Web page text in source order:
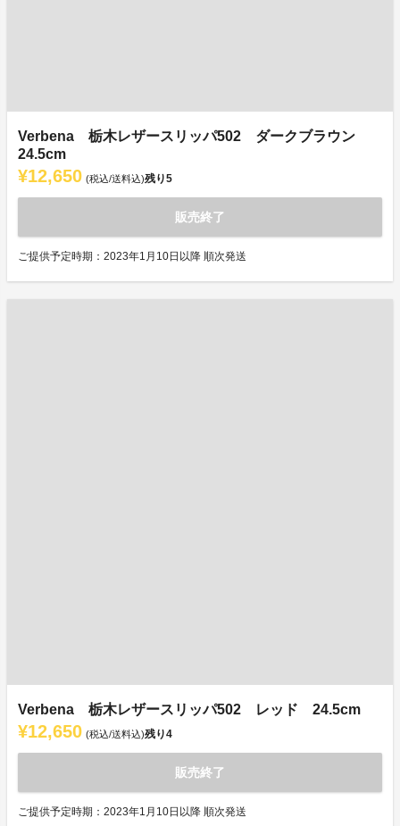
Verbena 栃木レザースリッパ502 ダークブラウン
24.5cm
¥12,650 (税込/送料込)残り5
販売終了
ご提供予定時期：2023年1月10日以降 順次発送
Verbena 栃木レザースリッパ502 レッド 24.5cm
¥12,650 (税込/送料込)残り4
販売終了
ご提供予定時期：2023年1月10日以降 順次発送